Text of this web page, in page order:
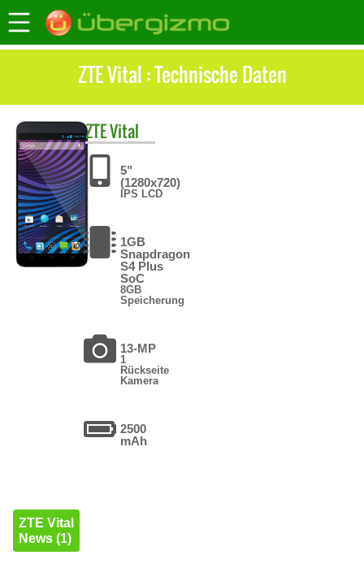
ZTE Vital : Technische Daten
ZTEVital
5"
(1280x720)
IPS LCD
1GB
Snapdragon
S4 Plus
SoC
8GB
Speicherung
13-MP
1
Rückseite
Kamera
2500
mAh
ZTE Vital
News (1)